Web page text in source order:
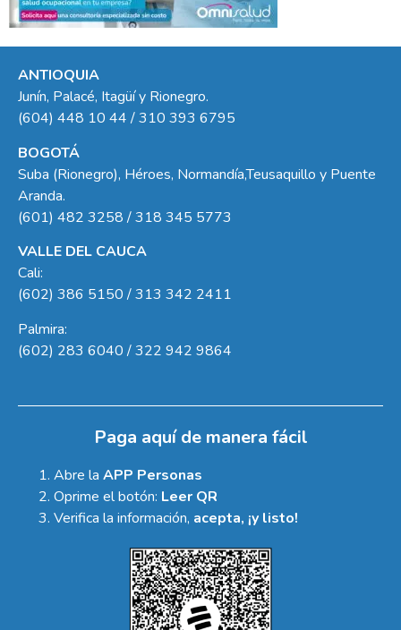
ANTIOQUIA
Junín, Palacé, Itagüí y Rionegro.
(604) 448 10 44 / 310 393 6795
BOGOTÁ
Suba (Rionegro), Héroes, Normandía,Teusaquillo y Puente
Aranda.
(601) 482 3258 / 318 345 5773
VALLE DEL CAUCA
Cali:
(602) 386 5150 / 313 342 2411
Palmira:
(602) 283 6040 / 322 942 9864
Paga aquí de manera fácil
Abre la APP Personas
Oprime el botón: Leer QR
Verifica la información, acepta, ¡y listo!